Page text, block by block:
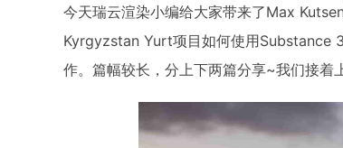
今天瑞云渲染小编给大家带来了Max
Kyrgyzstan Yurt项目如何使用Substance
作。篇幅较长，分上下两篇分享~我们接着